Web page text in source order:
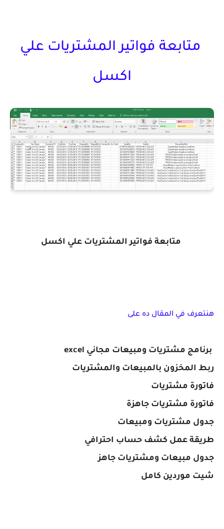
متابعة فواتير المشتريات علي
اكسل
متابعة فواتير المشتريات علي اكسل
هنتعرف في المقال ده على
شيت موردين كامل